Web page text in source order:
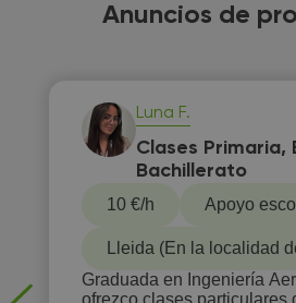
Anuncios de
Luna F.
Clases Primaria,
Bachillerato
10 €/h Apoyo
Lleida (En la localidad
Graduada en Ingeniería
ofrezco clases particulares